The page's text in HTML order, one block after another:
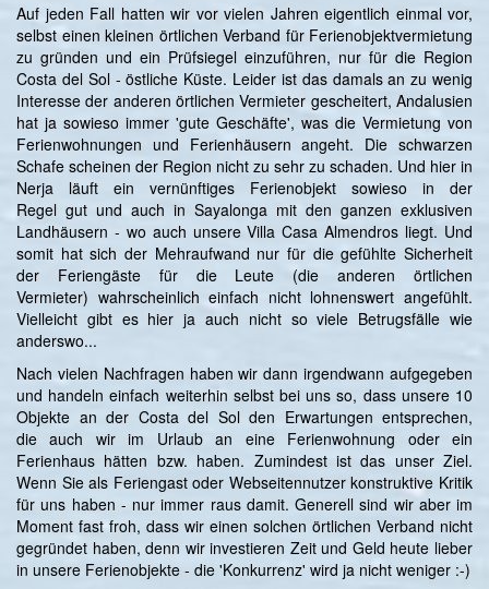
Auf jeden Fall hatten wir vor vielen Jahren eigentlich einmal vor,
selbst einen kleinen örtlichen Verband für Ferienobjektvermietung
zu gründen und ein Prüfsiegel einzuführen, nur für die Region
Costa del Sol - östliche Küste. Leider ist das damals an zu wenig
Interesse der anderen örtlichen Vermieter gescheitert, Andalusien
hat ja sowieso immer 'gute Geschäfte', was die Vermietung von
Ferienwohnungen und Ferienhäusern angeht. Die schwarzen
Schafe scheinen der Region nicht zu sehr zu schaden. Und hier in
Nerja läuft ein vernünftiges Ferienobjekt sowieso in der
Regel gut und auch in Sayalonga mit den ganzen exklusiven
Landhäusern - wo auch unsere Villa Casa Almendros liegt. Und
somit hat sich der Mehraufwand nur für die gefühlte Sicherheit
der Feriengäste für die Leute (die anderen örtlichen
Vermieter) wahrscheinlich einfach nicht lohnenswert angefühlt.
Vielleicht gibt es hier ja auch nicht so viele Betrugsfälle wie
anderswo...
Nach vielen Nachfragen haben wir dann irgendwann aufgegeben
und handeln einfach weiterhin selbst bei uns so, dass unsere 10
Objekte an der Costa del Sol den Erwartungen entsprechen,
die auch wir im Urlaub an eine Ferienwohnung oder ein
Ferienhaus hätten bzw. haben. Zumindest ist das unser Ziel.
Wenn Sie als Feriengast oder Webseitennutzer konstruktive Kritik
für uns haben - nur immer raus damit. Generell sind wir aber im
Moment fast froh, dass wir einen solchen örtlichen Verband nicht
gegründet haben, denn wir investieren Zeit und Geld heute lieber
in unsere Ferienobjekte - die 'Konkurrenz' wird ja nicht weniger :-)